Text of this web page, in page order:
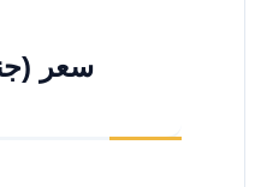
سعر